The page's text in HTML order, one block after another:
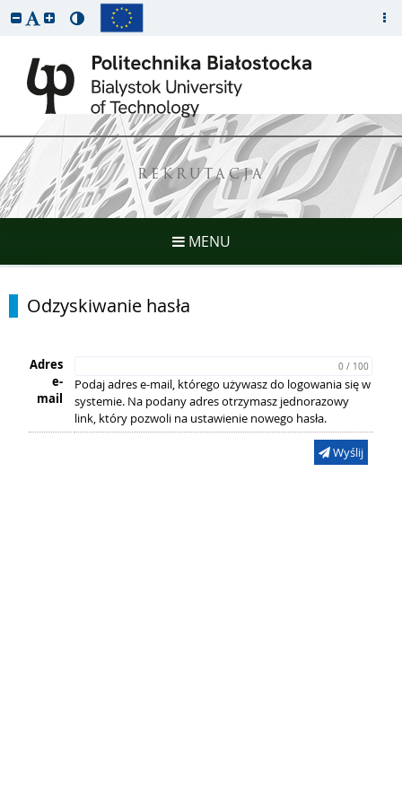
REKRUTACJA
MENU
Odzyskiwanie hasła
Adres
e-
mail
0 / 100
Podaj adres e-mail, którego używasz do logowania się w
systemie. Na podany adres otrzymasz jednorazowy
link, który pozwoli na ustawienie nowego hasła.
Wyślij